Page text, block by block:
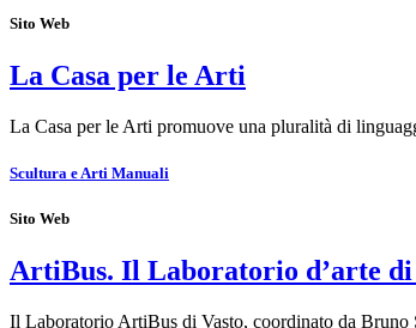
Sito Web
La Casa per le Arti
La Casa per le Arti promuove una pluralità di
Scultura e Arti Manuali
Sito Web
ArtiBus. Il Laboratorio d’arte di
Il Laboratorio ArtiBus di Vasto, coordinato da